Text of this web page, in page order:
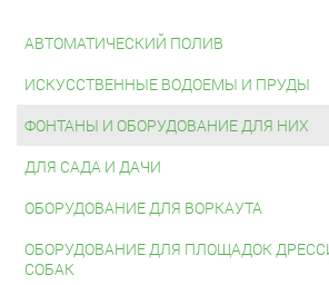
АВТОМАТИЧЕСКИЙ ПОЛИВ
ИСКУССТВЕННЫЕ ВОДОЕМЫ И ПРУДЫ
ФОНТАНЫ И ОБОРУДОВАНИЕ ДЛЯ НИХ
ДЛЯ САДА И ДАЧИ
ОБОРУДОВАНИЕ ДЛЯ ВОРКАУТА
ОБОРУДОВАНИЕ ДЛЯ ПЛОЩАДОК
СОБАК